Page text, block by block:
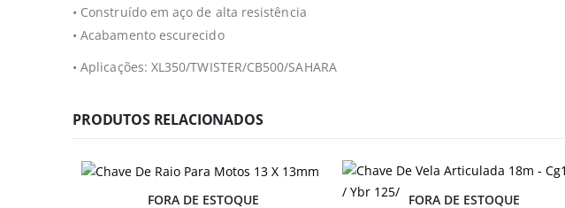
• Construído em aço de alta resistência
• Acabamento escurecido
• Aplicações: XL350/TWISTER/CB500/SAHARA
PRODUTOS RELACIONADOS
FORA DE ESTOQUE FORA DE ESTOQUE